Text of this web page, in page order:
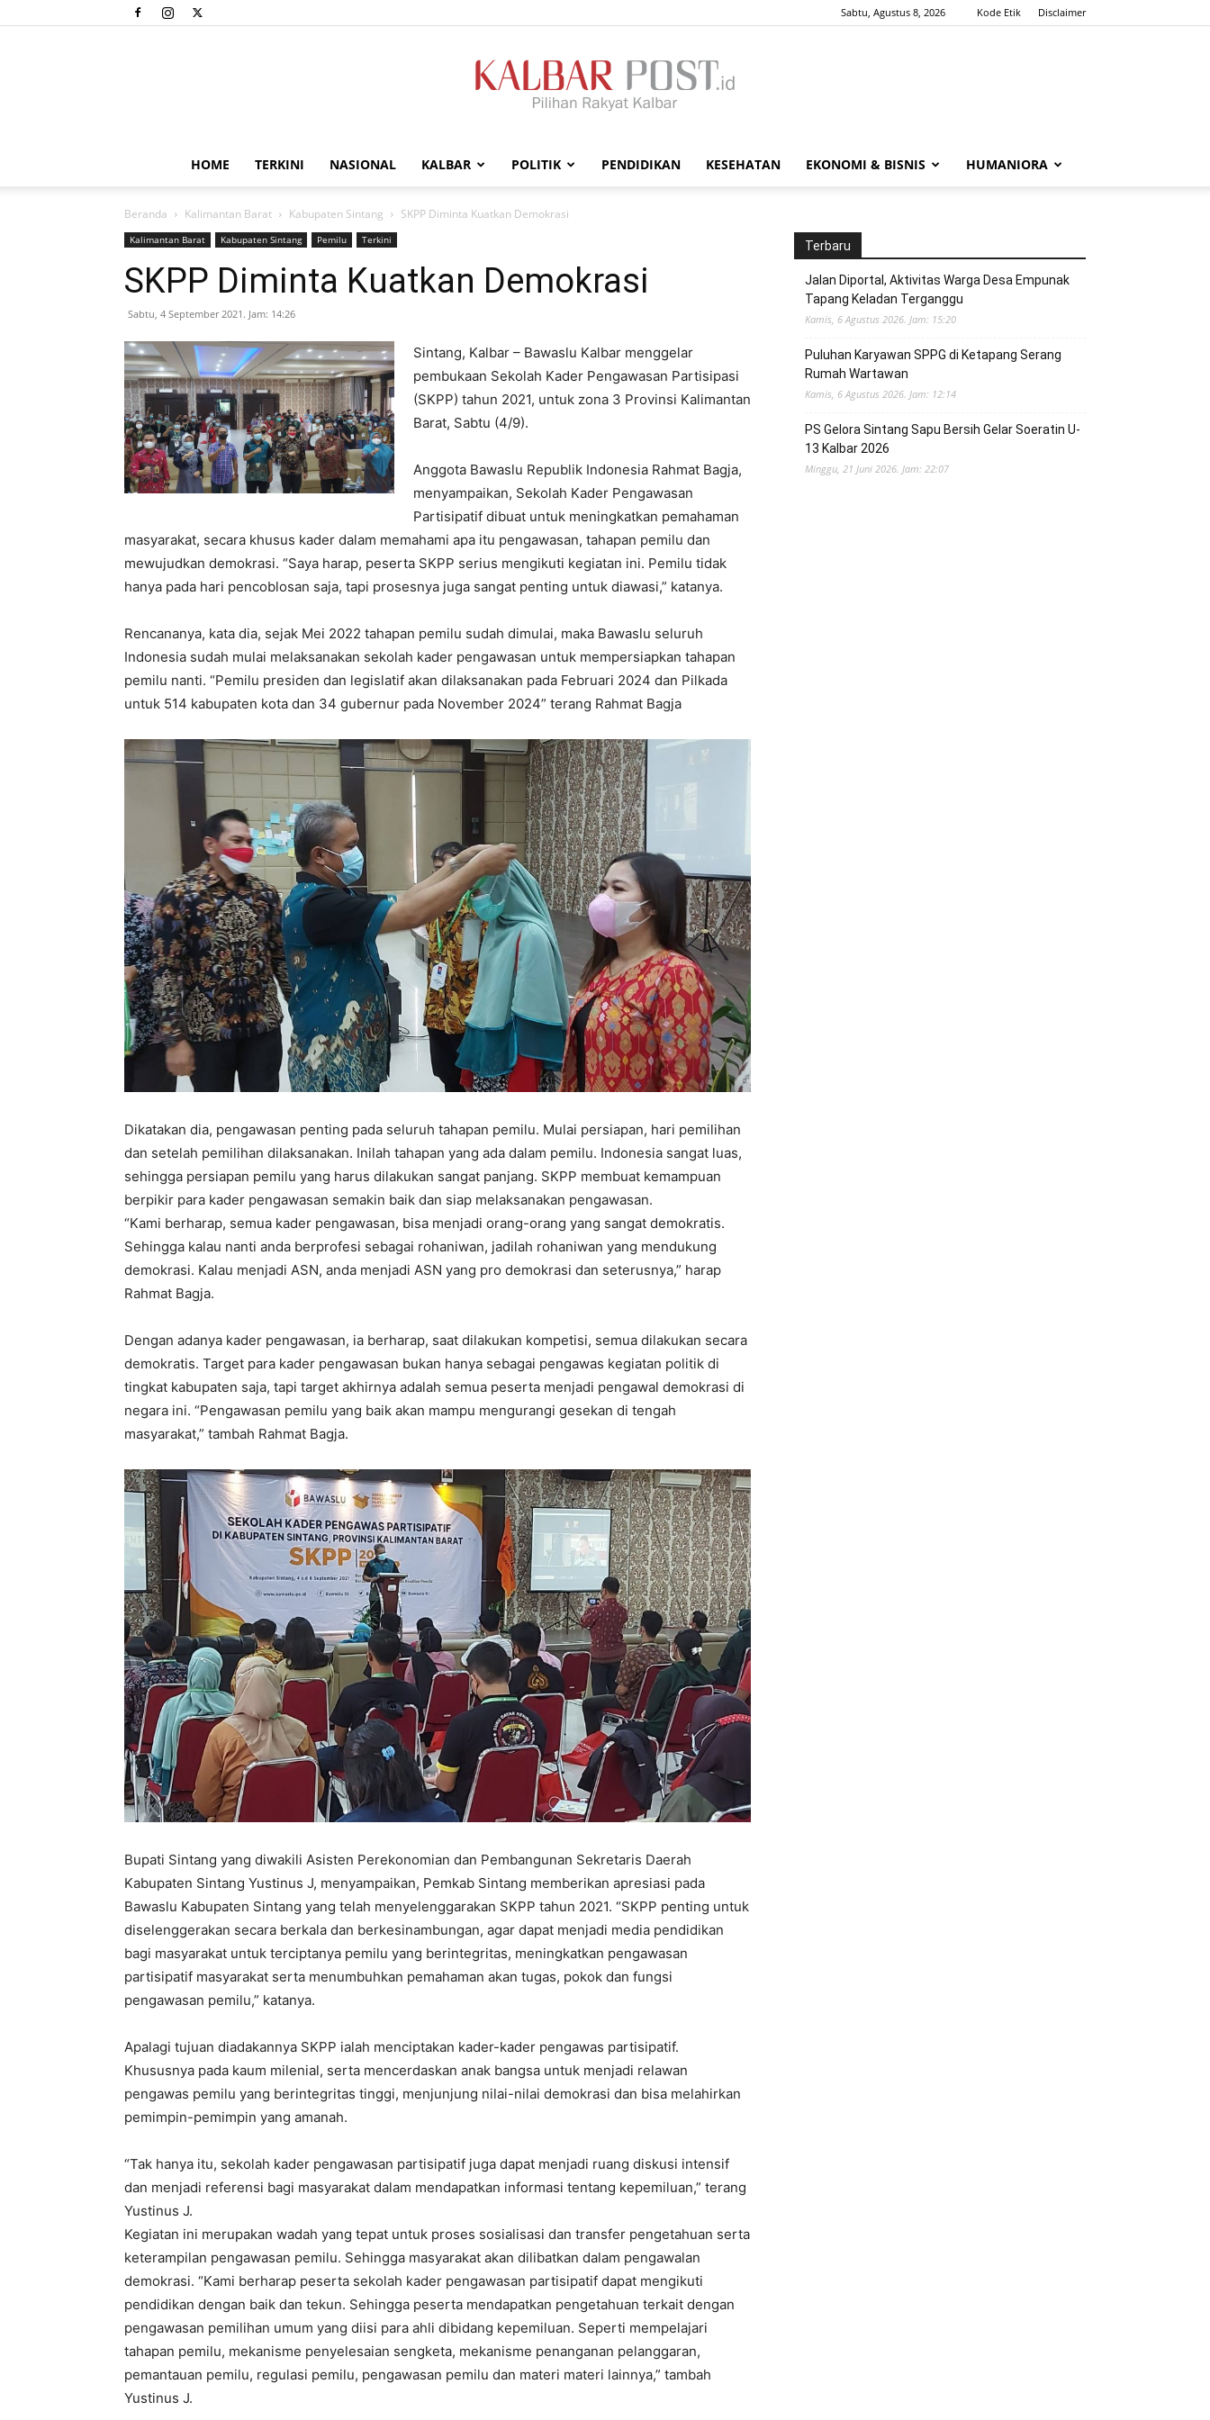
Sabtu, Agustus 8, 2026 Kode Etik Disclaimer
HOME TERKINI NASIONAL KALBAR POLITIK PENDIDIKAN KESEHATAN EKONOMI & BISNIS HUMANIORA
Beranda Kalimantan Barat Kabupaten Sintang SKPP Diminta Kuatkan Demokrasi
Kalimantan Barat Kabupaten Sintang Pemilu Terkini
SKPP Diminta Kuatkan Demokrasi
Sabtu, 4 September 2021. Jam: 14:26
Sintang, Kalbar – Bawaslu Kalbar menggelar
pembukaan Sekolah Kader Pengawasan Partisipasi
(SKPP) tahun 2021, untuk zona 3 Provinsi Kalimantan
Barat, Sabtu (4/9).
Anggota Bawaslu Republik Indonesia Rahmat Bagja,
menyampaikan, Sekolah Kader Pengawasan
Partisipatif dibuat untuk meningkatkan pemahaman
masyarakat, secara khusus kader dalam memahami apa itu pengawasan, tahapan pemilu dan
mewujudkan demokrasi. “Saya harap, peserta SKPP serius mengikuti kegiatan ini. Pemilu tidak
hanya pada hari pencoblosan saja, tapi prosesnya juga sangat penting untuk diawasi,” katanya.
Rencananya, kata dia, sejak Mei 2022 tahapan pemilu sudah dimulai, maka Bawaslu seluruh
Indonesia sudah mulai melaksanakan sekolah kader pengawasan untuk mempersiapkan tahapan
pemilu nanti. “Pemilu presiden dan legislatif akan dilaksanakan pada Februari 2024 dan Pilkada
untuk 514 kabupaten kota dan 34 gubernur pada November 2024” terang Rahmat Bagja
Dikatakan dia, pengawasan penting pada seluruh tahapan pemilu. Mulai persiapan, hari pemilihan
dan setelah pemilihan dilaksanakan. Inilah tahapan yang ada dalam pemilu. Indonesia sangat luas,
sehingga persiapan pemilu yang harus dilakukan sangat panjang. SKPP membuat kemampuan
berpikir para kader pengawasan semakin baik dan siap melaksanakan pengawasan.
“Kami berharap, semua kader pengawasan, bisa menjadi orang-orang yang sangat demokratis.
Sehingga kalau nanti anda berprofesi sebagai rohaniwan, jadilah rohaniwan yang mendukung
demokrasi. Kalau menjadi ASN, anda menjadi ASN yang pro demokrasi dan seterusnya,” harap
Rahmat Bagja.
Dengan adanya kader pengawasan, ia berharap, saat dilakukan kompetisi, semua dilakukan secara
demokratis. Target para kader pengawasan bukan hanya sebagai pengawas kegiatan politik di
tingkat kabupaten saja, tapi target akhirnya adalah semua peserta menjadi pengawal demokrasi di
negara ini. “Pengawasan pemilu yang baik akan mampu mengurangi gesekan di tengah
masyarakat,” tambah Rahmat Bagja.
Bupati Sintang yang diwakili Asisten Perekonomian dan Pembangunan Sekretaris Daerah
Kabupaten Sintang Yustinus J, menyampaikan, Pemkab Sintang memberikan apresiasi pada
Bawaslu Kabupaten Sintang yang telah menyelenggarakan SKPP tahun 2021. “SKPP penting untuk
diselenggerakan secara berkala dan berkesinambungan, agar dapat menjadi media pendidikan
bagi masyarakat untuk terciptanya pemilu yang berintegritas, meningkatkan pengawasan
partisipatif masyarakat serta menumbuhkan pemahaman akan tugas, pokok dan fungsi
pengawasan pemilu,” katanya.
Apalagi tujuan diadakannya SKPP ialah menciptakan kader-kader pengawas partisipatif.
Khususnya pada kaum milenial, serta mencerdaskan anak bangsa untuk menjadi relawan
pengawas pemilu yang berintegritas tinggi, menjunjung nilai-nilai demokrasi dan bisa melahirkan
pemimpin-pemimpin yang amanah.
“Tak hanya itu, sekolah kader pengawasan partisipatif juga dapat menjadi ruang diskusi intensif
dan menjadi referensi bagi masyarakat dalam mendapatkan informasi tentang kepemiluan,” terang
Yustinus J.
Kegiatan ini merupakan wadah yang tepat untuk proses sosialisasi dan transfer pengetahuan serta
keterampilan pengawasan pemilu. Sehingga masyarakat akan dilibatkan dalam pengawalan
demokrasi. “Kami berharap peserta sekolah kader pengawasan partisipatif dapat mengikuti
pendidikan dengan baik dan tekun. Sehingga peserta mendapatkan pengetahuan terkait dengan
pengawasan pemilihan umum yang diisi para ahli dibidang kepemiluan. Seperti mempelajari
tahapan pemilu, mekanisme penyelesaian sengketa, mekanisme penanganan pelanggaran,
pemantauan pemilu, regulasi pemilu, pengawasan pemilu dan materi materi lainnya,” tambah
Yustinus J.
Terbaru
Jalan Diportal, Aktivitas Warga Desa Empunak
Tapang Keladan Terganggu
Kamis, 6 Agustus 2026. Jam: 15:20
Puluhan Karyawan SPPG di Ketapang Serang
Rumah Wartawan
Kamis, 6 Agustus 2026. Jam: 12:14
PS Gelora Sintang Sapu Bersih Gelar Soeratin U-
13 Kalbar 2026
Minggu, 21 Juni 2026. Jam: 22:07